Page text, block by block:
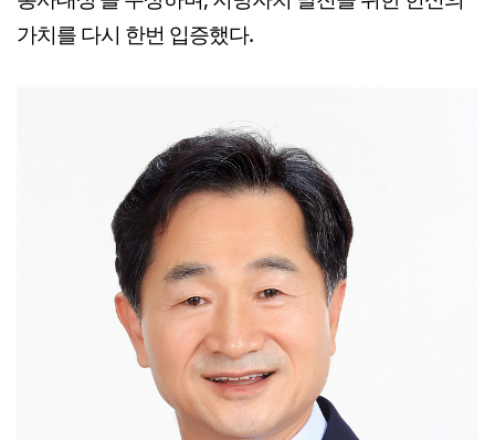
가치를 다시 한번 입증했다.